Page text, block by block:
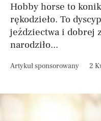
Hobby horse to
rękodzieło. To
jeździectwa i dobrej
narodziło...
Artykuł sponsorowany 2